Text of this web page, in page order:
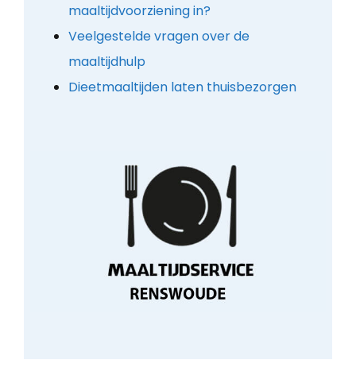
maaltijdvoorziening in?
Veelgestelde vragen over de
maaltijdhulp
Dieetmaaltijden laten thuisbezorgen